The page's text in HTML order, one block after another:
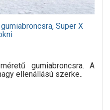
Super X
gumiabroncsra. A
ellenállású szerke..